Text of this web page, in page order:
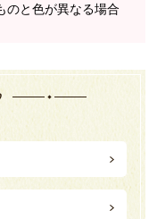
のと色が異なる場合